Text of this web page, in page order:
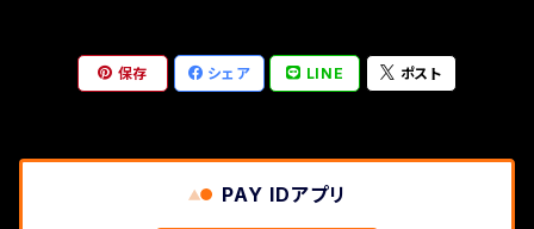
保存 シェア LINE ポスト
PAY IDアプリ